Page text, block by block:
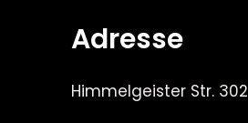
Adresse
Himmelgeister Str. 302